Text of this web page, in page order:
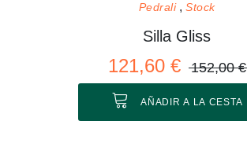
Pedrali Stock
Silla Gliss
121,60 € 152,00 €
AÑADIR A LA CESTA